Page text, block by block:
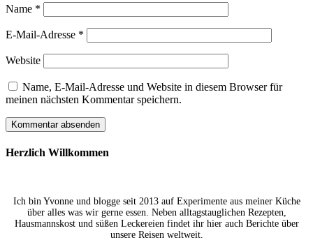
Name *
E-Mail-Adresse *
Website
Name, E-Mail-Adresse und Website in diesem Browser für
meinen nächsten Kommentar speichern.
Herzlich Willkommen
Ich bin Yvonne und blogge seit 2013 auf Experimente aus meiner Küche
über alles was wir gerne essen. Neben alltagstauglichen Rezepten,
Hausmannskost und süßen Leckereien findet ihr hier auch Berichte über
unsere Reisen weltweit.